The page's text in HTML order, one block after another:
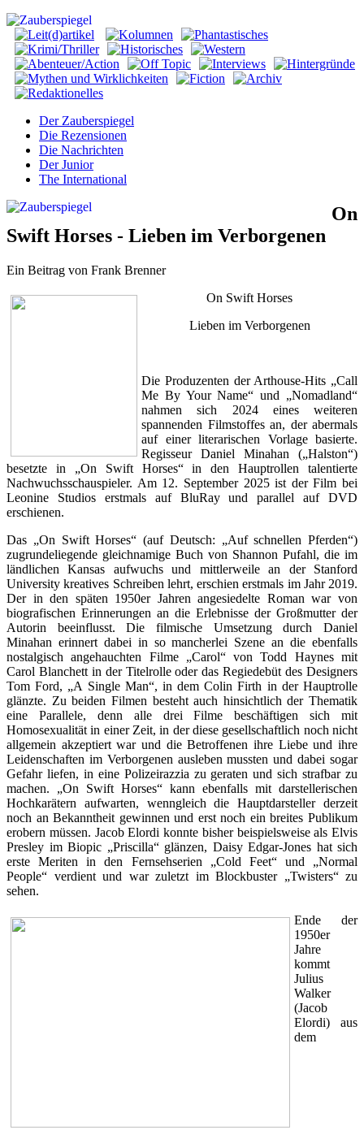
Der Zauberspiegel
Die Rezensionen
Die Nachrichten
Der Junior
The International
On
Swift Horses - Lieben im Verborgenen
Ein Beitrag von Frank Brenner
On Swift Horses
Lieben im Verborgenen
Die Produzenten der Arthouse-Hits „Call
Me By Your Name“ und „Nomadland“
nahmen sich 2024 eines weiteren
spannenden Filmstoffes an, der abermals
auf einer literarischen Vorlage basierte.
Regisseur Daniel Minahan („Halston“)
besetzte in „On Swift Horses“ in den Hauptrollen talentierte
Nachwuchsschauspieler. Am 12. September 2025 ist der Film bei
Leonine Studios erstmals auf BluRay und parallel auf DVD
erschienen.
Das „On Swift Horses“ (auf Deutsch: „Auf schnellen Pferden“)
zugrundeliegende gleichnamige Buch von Shannon Pufahl, die im
ländlichen Kansas aufwuchs und mittlerweile an der Stanford
University kreatives Schreiben lehrt, erschien erstmals im Jahr 2019.
Der in den späten 1950er Jahren angesiedelte Roman war von
biografischen Erinnerungen an die Erlebnisse der Großmutter der
Autorin beeinflusst. Die filmische Umsetzung durch Daniel
Minahan erinnert dabei in so mancherlei Szene an die ebenfalls
nostalgisch angehauchten Filme „Carol“ von Todd Haynes mit
Carol Blanchett in der Titelrolle oder das Regiedebüt des Designers
Tom Ford, „A Single Man“, in dem Colin Firth in der Hauptrolle
glänzte. Zu beiden Filmen besteht auch hinsichtlich der Thematik
eine Parallele, denn alle drei Filme beschäftigen sich mit
Homosexualität in einer Zeit, in der diese gesellschaftlich noch nicht
allgemein akzeptiert war und die Betroffenen ihre Liebe und ihre
Leidenschaften im Verborgenen ausleben mussten und dabei sogar
Gefahr liefen, in eine Polizeirazzia zu geraten und sich strafbar zu
machen. „On Swift Horses“ kann ebenfalls mit darstellerischen
Hochkarätern aufwarten, wenngleich die Hauptdarsteller derzeit
noch an Bekanntheit gewinnen und erst noch ein breites Publikum
erobern müssen. Jacob Elordi konnte bisher beispielsweise als Elvis
Presley im Biopic „Priscilla“ glänzen, Daisy Edgar-Jones hat sich
erste Meriten in den Fernsehserien „Cold Feet“ und „Normal
People“ verdient und war zuletzt im Blockbuster „Twisters“ zu
sehen.
Ende der
1950er
Jahre
kommt
Julius
Walker
(Jacob
Elordi) aus
dem